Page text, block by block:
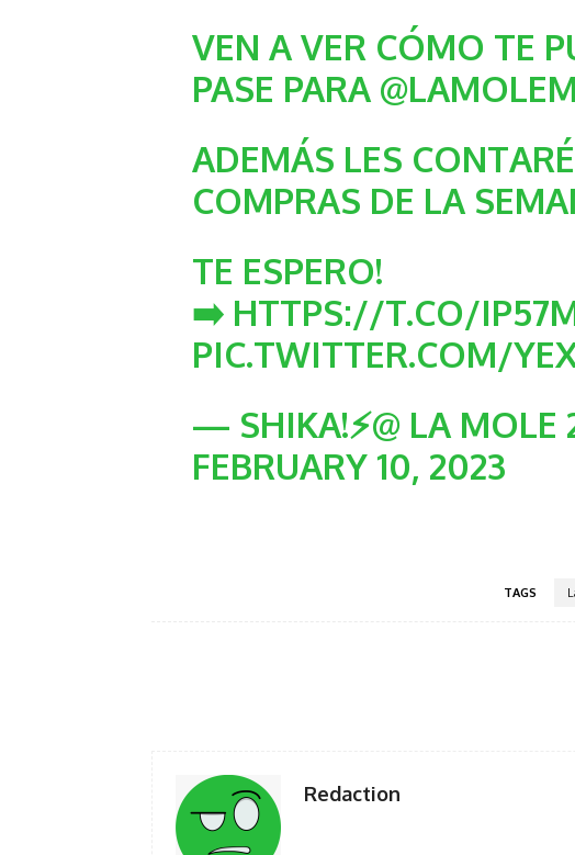
VEN A VER CÓMO TE
PASE PARA
ADEMÁS LES
COMPRAS DE LA
TE ESPERO!
➡️ HTTPS://T.CO/
PIC.TWITTER.COM/
— SHIKA!⚡️@ LA MOLE
FEBRUARY 10, 2023
TAGS
Redaction